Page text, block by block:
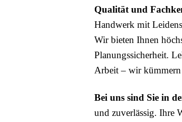
Qualität und
Handwerk mit
Wir bieten Ihnen
Planungssicherheit.
Arbeit – wir kümmern
Bei uns sind Sie in
und zuverlässig. Ihre